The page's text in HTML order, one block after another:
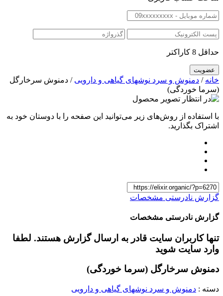
حداقل 8 کاراکتر
خانه / دمنوش و سرد نوشهای گیاهی و دارویی / دمنوش سرخارگل
(سرما خوردگی)
با استفاده از روش‌های زیر می‌توانید این صفحه را با دوستان خود به
اشتراک بگذارید.
گزارش نادرستی مشخصات
گزارش نادرستی مشخصات
تنها کاربران سایت قادر به ارسال گزارش هستند. لطفا
وارد سایت شوید
دمنوش سرخارگل (سرما خوردگی)
دسته : دمنوش و سرد نوشهای گیاهی و دارویی